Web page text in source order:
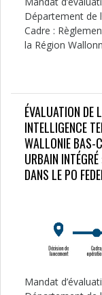
Département de
Cadre :
la Région
ÉVALUATION DE
INTELLIGENCE
WALLONIE BAS-
URBAIN
DANS LE PO
Mandat